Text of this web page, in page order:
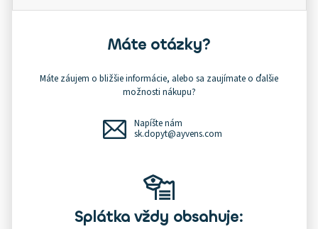
Máte otázky?
Máte záujem o bližšie informácie, alebo sa zaujímate o ďalšie
možnosti nákupu?
Napíšte nám
sk.dopyt@ayvens.com
Splátka vždy obsahuje: